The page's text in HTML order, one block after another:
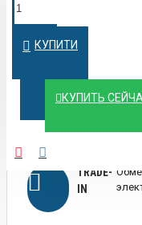
КУПИТИ
КУПИТЬ
КРЕДИТ
ЛИЗИНГ
лиц
TRADE-
IN